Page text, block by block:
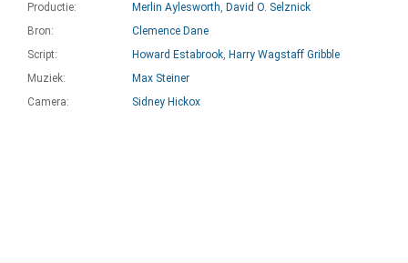
Productie:
Merlin Aylesworth, David O. Selznick
Bron:
Clemence Dane
Script:
Howard Estabrook, Harry Wagstaff Gribble
Muziek:
Max Steiner
Camera:
Sidney Hickox